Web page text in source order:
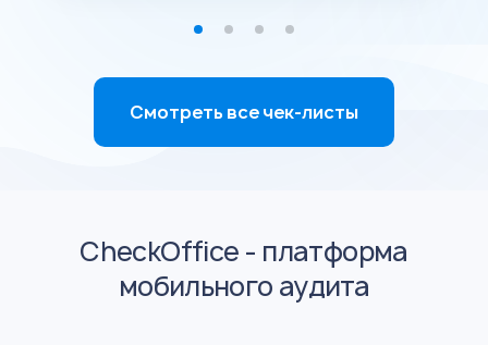
Смотреть все чек-листы
CheckOffice - платформа
мобильного аудита